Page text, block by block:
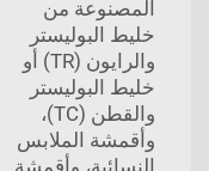
المصنوعة من
خليط البوليستر
والرايون (TR) أو
خليط البوليستر
والقطن (TC)،
وأقمشة الملابس
النسائية، وأقمشة